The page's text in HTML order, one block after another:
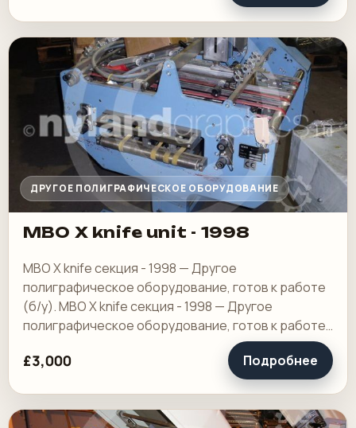
ДРУГОЕ ПОЛИГРАФИЧЕСКОЕ ОБОРУДОВАНИЕ
MBO X knife unit - 1998
MBO X knife секция - 1998 — Другое
полиграфическое оборудование, готов к работе
(б/у). MBO X knife секция - 1998 — Другое
полиграфическое оборудование, готов к работе
(б/у). Подходит для MBO T500, цена 3000 фунтов
стерлингов. В…
£3,000 Подробнее